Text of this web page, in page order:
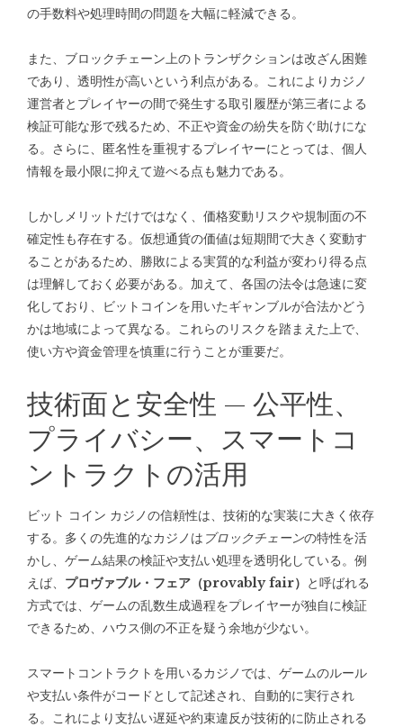
の手数料や処理時間の問題を大幅に軽減できる。
また、ブロックチェーン上のトランザクションは改ざん困難
であり、透明性が高いという利点がある。これによりカジノ
運営者とプレイヤーの間で発生する取引履歴が第三者による
検証可能な形で残るため、不正や資金の紛失を防ぐ助けにな
る。さらに、匿名性を重視するプレイヤーにとっては、個人
情報を最小限に抑えて遊べる点も魅力である。
しかしメリットだけではなく、価格変動リスクや規制面の不
確定性も存在する。仮想通貨の価値は短期間で大きく変動す
ることがあるため、勝敗による実質的な利益が変わり得る点
は理解しておく必要がある。加えて、各国の法令は急速に変
化しており、ビットコインを用いたギャンブルが合法かどう
かは地域によって異なる。これらのリスクを踏まえた上で、
使い方や資金管理を慎重に行うことが重要だ。
技術面と安全性 — 公平性、
プライバシー、スマートコ
ントラクトの活用
ビット コイン カジノの信頼性は、技術的な実装に大きく依存
する。多くの先進的なカジノは ブロックチェーンの特性を活
かし、ゲーム結果の検証や支払い処理を透明化している。例
えば、 プロヴァブル・フェア（provably fair） と呼ばれる
方式では、ゲームの乱数生成過程をプレイヤーが独自に検証
できるため、ハウス側の不正を疑う余地が少ない。
スマートコントラクトを用いるカジノでは、ゲームのルール
や支払い条件がコードとして記述され、自動的に実行され
る。これにより支払い遅延や約束違反が技術的に防止される